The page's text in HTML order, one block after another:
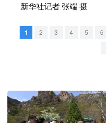
陕西 甘肃
新华社记者 张端 摄
1 2 3 4 5 6